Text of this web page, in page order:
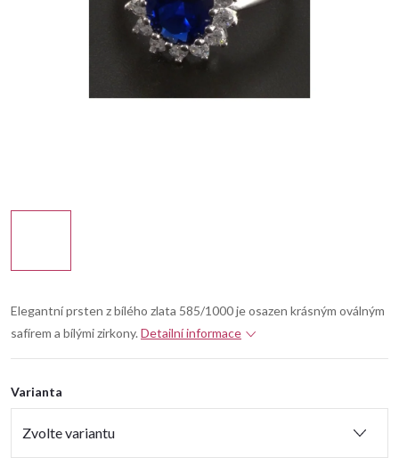
Elegantní prsten z bílého zlata 585/1000 je osazen krásným oválným
safírem a bílými zirkony. Detailní informace
Varianta